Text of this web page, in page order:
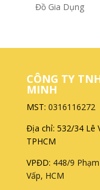
Đồ Gia Dụng
CÔNG TY
MINH
MST: 0316116272
Địa chỉ: 532/34 Lê
TPHCM
VPĐD: 448/9
Vấp, HCM